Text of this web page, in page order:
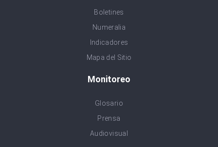
Boletines
Numeralia
Indicadores
Mapa del Sitio
Monitoreo
Glosario
Prensa
Audiovisual